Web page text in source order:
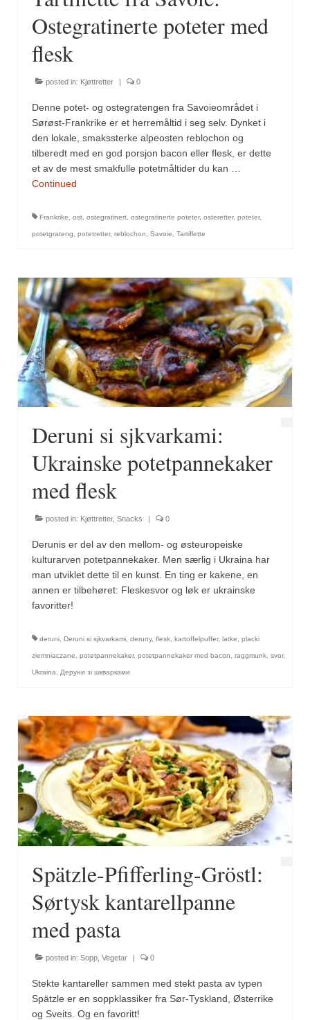
Ostegratinerte poteter med
flesk
posted in: Kjøttretter | 0
Denne potet- og ostegratengen fra Savoieområdet i
Sørøst-Frankrike er et herremåltid i seg selv. Dynket i
den lokale, smakssterke alpeosten reblochon og
tilberedt med en god porsjon bacon eller flesk, er dette
et av de mest smakfulle potetmåltider du kan …
Continued
Frankrike ost ostegratinert ostegratinerte poteter, osteretter, poteter,
potetgrateng potetretter, reblochon Savoie Tartiflette
Deruni si sjkvarkami:
Ukrainske potetpannekaker
med flesk
posted in: Kjøttretter, Snacks 0
Derunis er del av den mellom- og østeuropeiske
kulturarven potetpannekaker. Men særlig i Ukraina har
man utviklet dette til en kunst. En ting er kakene, en
annen er tilbehøret: Fleskesvor og løk er ukrainske
favoritter!
deruni, Deruni si sjkvarkami, deruny, flesk, kartoffelpuffer, latke, placki
ziemniaczane, potetpannekaker, potetpannekaker med bacon, raggmunk, svor,
Ukraina, Деруни зі шкварками
Spätzle-Pfifferling-Gröstl:
Sørtysk kantarellpanne
med pasta
posted in: Sopp Vegetar | 0
Stekte kantareller sammen med stekt pasta av typen
Spätzle er en soppklassiker fra Sør-Tyskland, Østerrike
og Sveits. Og en favoritt!